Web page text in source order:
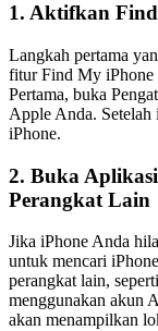
1. Aktifkan
Langkah pertama
fitur Find My iPhone
Pertama, buka
Apple Anda.
iPhone.
2. Buka
Perangkat Lain
Jika iPhone Anda
untuk mencari
perangkat lain,
menggunakan akun
akan menampilkan